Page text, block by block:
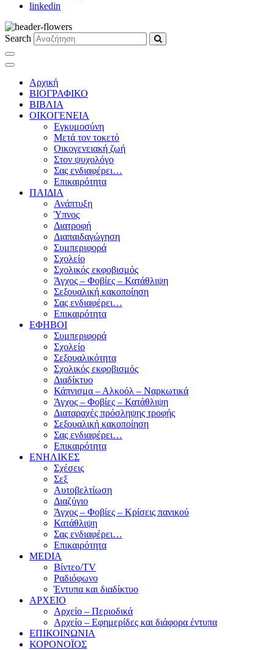
linkedin
Search
Αρχική
ΒΙΟΓΡΑΦΙΚΟ
ΒΙΒΛΙΑ
ΟΙΚΟΓΕΝΕΙΑ
Εγκυμοσύνη
Μετά τον τοκετό
Οικογενειακή ζωή
Στον ψυχολόγο
Σας ενδιαφέρει…
Επικαιρότητα
ΠΑΙΔΙΑ
Ανάπτυξη
Ύπνος
Διατροφή
Διαπαιδαγώγηση
Συμπεριφορά
Σχολείο
Σχολικός εκφοβισμός
Άγχος – Φοβίες – Κατάθλιψη
Σεξουαλική κακοποίηση
Σας ενδιαφέρει…
Επικαιρότητα
ΕΦΗΒΟΙ
Συμπεριφορά
Σχολείο
Σεξουαλικότητα
Σχολικός εκφοβισμός
Διαδίκτυο
Κάπνισμα – Αλκοόλ – Ναρκωτικά
Άγχος – Φοβίες – Κατάθλιψη
Διαταραχές πρόσληψης τροφής
Σεξουαλική κακοποίηση
Σας ενδιαφέρει…
Επικαιρότητα
ΕΝΗΛΙΚΕΣ
Σχέσεις
Σεξ
Αυτοβελτίωση
Διαζύγιο
Άγχος – Φοβίες – Κρίσεις πανικού
Κατάθλιψη
Σας ενδιαφέρει…
Επικαιρότητα
MEDIA
Βίντεο/TV
Ραδιόφωνο
Έντυπα και διαδίκτυο
ΑΡΧΕΙΟ
Αρχείο – Περιοδικά
Αρχείο – Εφημερίδες και διάφορα έντυπα
ΕΠΙΚΟΙΝΩΝΙΑ
ΚΟΡΟΝΟΪΟΣ